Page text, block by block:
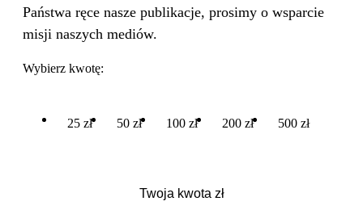
Państwa ręce nasze publikacje, prosimy o wsparcie
misji naszych mediów.
Wybierz kwotę:
25 zł 50 zł 100 zł 200 zł 500 zł